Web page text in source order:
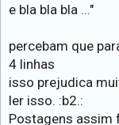
e bla bla bla ..."
percebam que
4 linhas
isso prejudica
ler isso. :b2.:
Postagens assim